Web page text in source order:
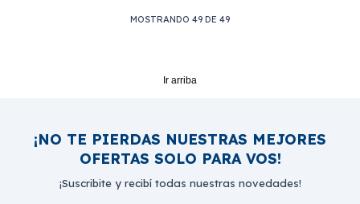
MOSTRANDO 49 DE 49
Ir arriba
¡NO TE PIERDAS NUESTRAS MEJORES
OFERTAS SOLO PARA VOS!
¡Suscribite y recibí todas nuestras novedades!